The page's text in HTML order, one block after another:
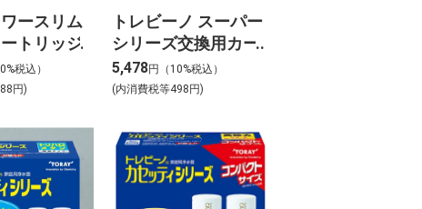
ースリム
トリッジ
税込）
円)
トレビーノ スーパー
シリーズ交換用カー
トリッジ 塩素・濁り
除去タイプ STC.2J
5,478円（10%税込）
(内消費税等498円)